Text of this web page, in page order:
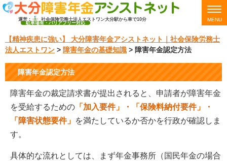
運営： 社会保険労務士法人エストワン大分駅から車で10分
駐車場有・バリアフリー対応
MENU
【精神疾患に強い】 大分障害年金アシストネット｜社会保険労務士
法人エストワン > 障害年金の基礎知識 > 障害年金認定方法
障害年金認定方法
障害年金の裁定請求書が提出されると、申請者が障害年金
を受給するための 「加入要件」・「保険料納付要件」・
「障害状態要件」 を満たしているか否かを行政が確認しま
す。
具体的な流れとしては、まず年金事務所（国民年金の場合